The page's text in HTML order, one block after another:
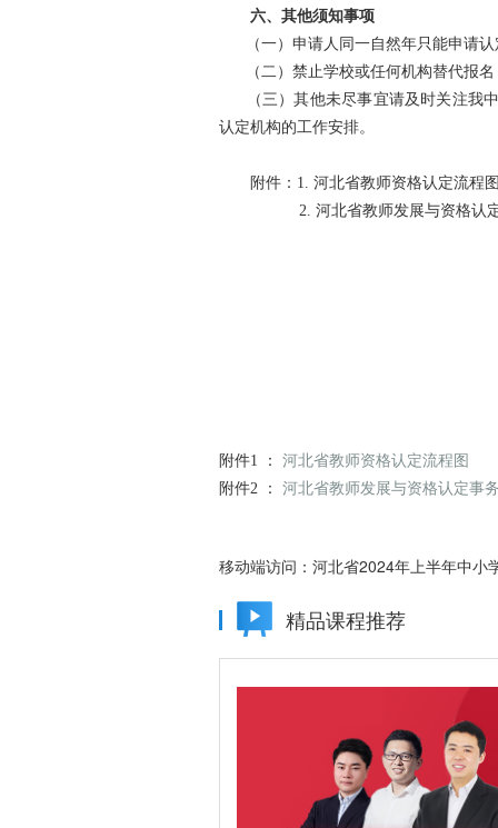
六、其他须知事项
（一）申请人同一自然年只能申请认
（二）禁止学校或任何机构替代报名
（三）其他未尽事宜请及时关注我中
认定机构的工作安排。
附件：1. 河北省教师资格认定流程
2. 河北省教师发展与资格认定事
附件1 ： 河北省教师资格认定流程图
附件2 ： 河北省教师发展与资格认定事
移动端访问： 河北省2024年上半年中小
精品课程推荐